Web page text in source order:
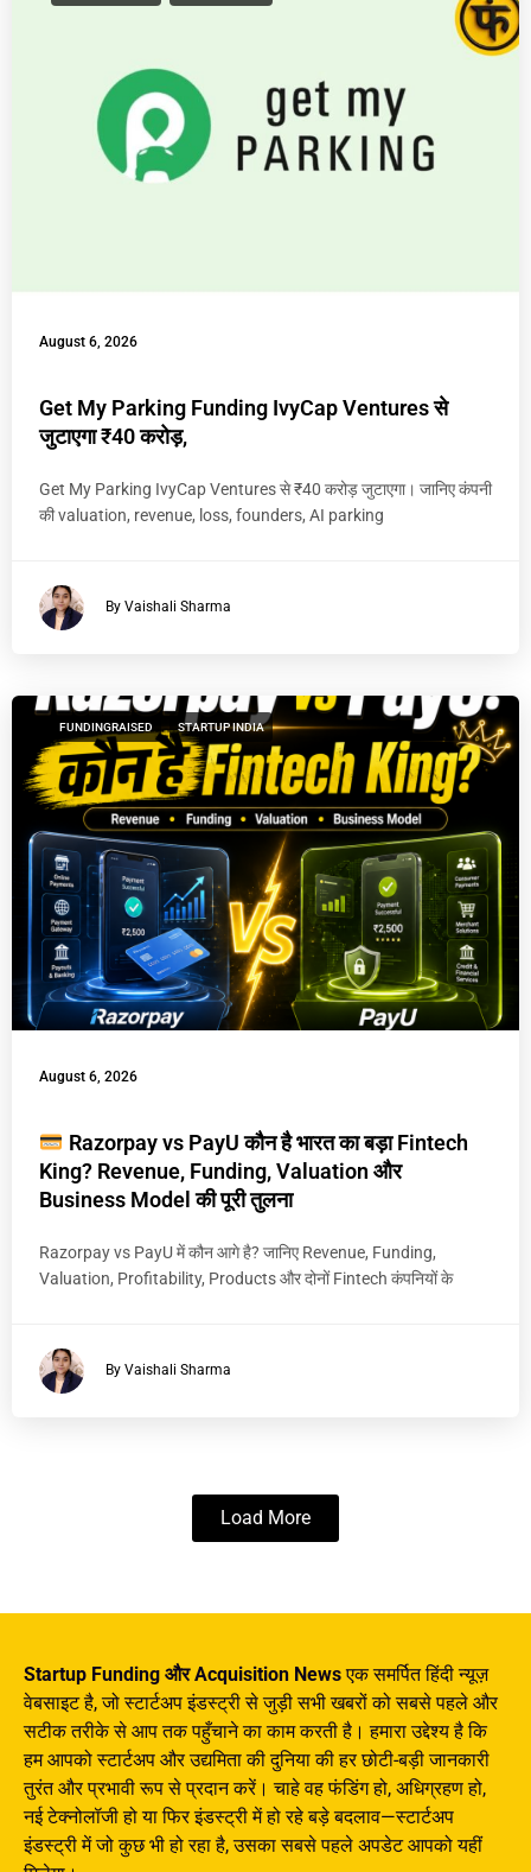
August 6, 2026
Get My Parking Funding IvyCap Ventures से
जुटाएगा ₹40 करोड़,
Get My Parking IvyCap Ventures से ₹40 करोड़ जुटाएगा। जानिए कंपनी
की valuation, revenue, loss, founders, AI parking
By Vaishali Sharma
FUNDINGRAISED STARTUP INDIA
August 6, 2026
Razorpay vs PayU कौन है भारत का बड़ा Fintech
King? Revenue, Funding, Valuation और
Business Model की पूरी तुलना
Razorpay vs PayU में कौन आगे है? जानिए Revenue, Funding,
Valuation, Profitability, Products और दोनों Fintech कंपनियों के
By Vaishali Sharma
Load More
Startup Funding और Acquisition Newsएक समर्पित हिंदी न्यूज़
वेबसाइट है, जो स्टार्टअप इंडस्ट्री से जुड़ी सभी खबरों को सबसे पहले और
सटीक तरीके से आप तक पहुँचाने का काम करती है। हमारा उद्देश्य है कि
हम आपको स्टार्टअप और उद्यमिता की दुनिया की हर छोटी-बड़ी जानकारी
तुरंत और प्रभावी रूप से प्रदान करें। चाहे वह फंडिंग हो, अधिग्रहण हो,
नई टेक्नोलॉजी हो या फिर इंडस्ट्री में हो रहे बड़े बदलाव—स्टार्टअप
इंडस्ट्री में जो कुछ भी हो रहा है, उसका सबसे पहले अपडेट आपको यहीं